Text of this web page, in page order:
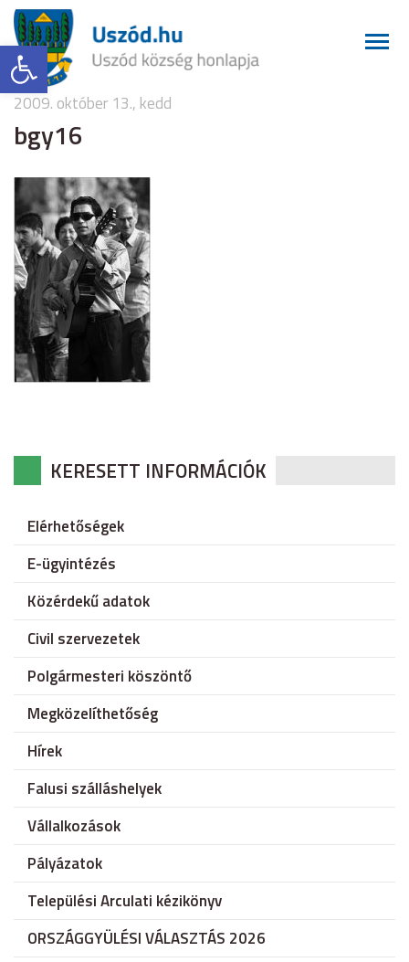
Eszköztár megnyitása
2009. október 13., kedd
bgy16
KERESETT INFORMÁCIÓK
Elérhetőségek
E-ügyintézés
Közérdekű adatok
Civil szervezetek
Polgármesteri köszöntő
Megközelíthetőség
Hírek
Falusi szálláshelyek
Vállalkozások
Pályázatok
Települési Arculati kézikönyv
ORSZÁGGYÜLÉSI VÁLASZTÁS 2026